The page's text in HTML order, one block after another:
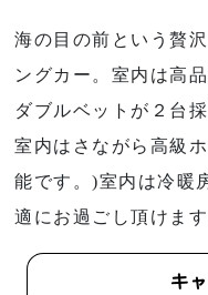
海の目の前という贅
ングカー。室内は高
ダブルベットが２台
室内はさながら高級
能です。)室内は冷暖
適にお過ごし頂けます
キ